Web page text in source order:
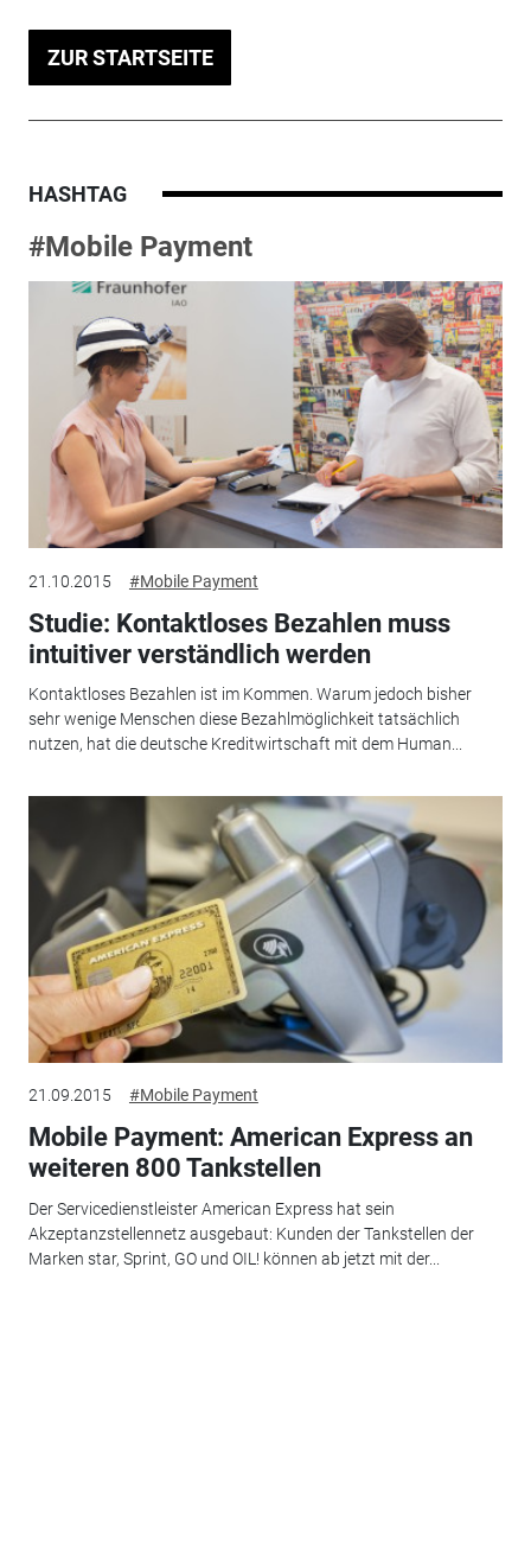
ZUR STARTSEITE
HASHTAG
#Mobile Payment
21.10.2015 #Mobile Payment
Studie: Kontaktloses Bezahlen muss
intuitiver verständlich werden
Kontaktloses Bezahlen ist im Kommen. Warum jedoch bisher
sehr wenige Menschen diese Bezahlmöglichkeit tatsächlich
nutzen, hat die deutsche Kreditwirtschaft mit dem Human...
21.09.2015 #Mobile Payment
Mobile Payment: American Express an
weiteren 800 Tankstellen
Der Servicedienstleister American Express hat sein
Akzeptanzstellennetz ausgebaut: Kunden der Tankstellen der
Marken star, Sprint, GO und OIL! können ab jetzt mit der...